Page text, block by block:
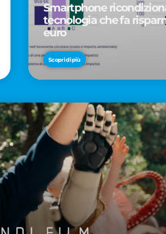
Smartphone
tecnologia che fa
euro
Scopri di più